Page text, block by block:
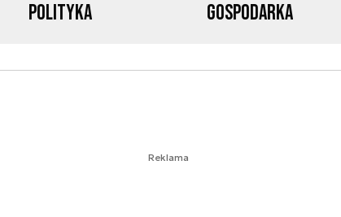
Polityka Gospodarka
Reklama